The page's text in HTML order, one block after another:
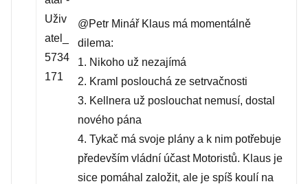
@Petr Minář Klaus má momentálně
dilema:
1. Nikoho už nezajímá
2. Kraml poslouchá ze setrvačnosti
3. Kellnera už poslouchat nemusí, dostal
nového pána
4. Tykač má svoje plány a k nim potřebuje
především vládní účast Motoristů. Klaus je
sice pomáhal založit, ale je spíš koulí na